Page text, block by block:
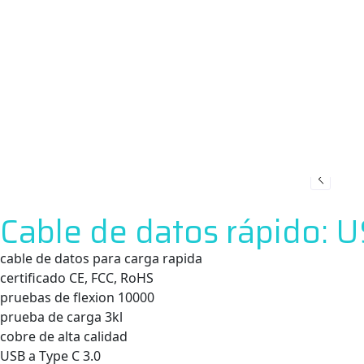
Cable de datos rápido:
cable de datos para carga rapida
certificado CE, FCC, RoHS
pruebas de flexion 10000
prueba de carga 3kl
cobre de alta calidad
USB a Type C 3.0